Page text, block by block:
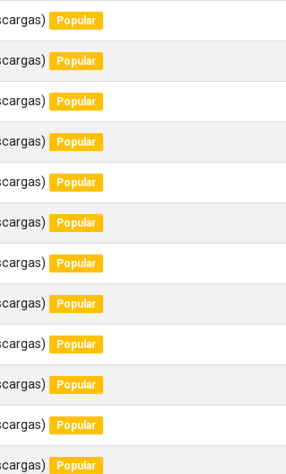
Popular
Popular
Popular
Popular
Popular
Popular
Popular
Popular
Popular
Popular
Popular
Popular